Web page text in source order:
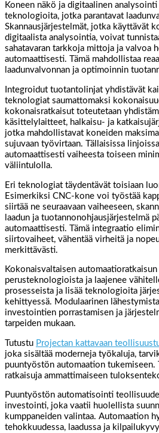
Koneen näkö ja digitaalinen
teknologioita, jotka parantavat
Skannausjärjestelmät, jotka käyttävät
digitaalista analysointia, voivat
sahatavaran tarkkoja mittoja ja valvoa
automaattisesti. Tämä mahdollistaa
laadunvalvonnan ja optimoinnin
Integroidut tuotantolinjat yhdistävät
teknologiat saumattomaksi
kokonaisratkaisut toteutetaan
käsittelylaitteet, halkaisu- ja
jotka mahdollistavat koneiden
sujuvaan työvirtaan. Tällaisissa
automaattisesti vaiheesta toiseen
väliintulolla.
Eri teknologiat täydentävät toisiaan
Esimerkiksi CNC-kone voi työstää
siirtää ne seuraavaan vaiheeseen,
laadun ja tuotannonohjausjärjestelmä
automaattisesti. Tämä integraatio
siirtovaiheet, vähentää virheitä ja
merkittävästi.
Kokonaisvaltaisen
perusteknologioista ja laajenee
prosesseista ja lisää teknologioita
kehittyessä. Modulaarinen
investointien porrastamisen ja
tarpeiden mukaan.
Tutustu Projectan kattavaan
joka sisältää moderneja työkaluja,
puuntyöstön automaation tukemiseen.
ratkaisuja ammattimaiseen
Puuntyöstön automatisointi
investointi, joka vaatii huolellista
kumppaneiden valintaa. Automaation
tehokkuudessa, laadussa ja